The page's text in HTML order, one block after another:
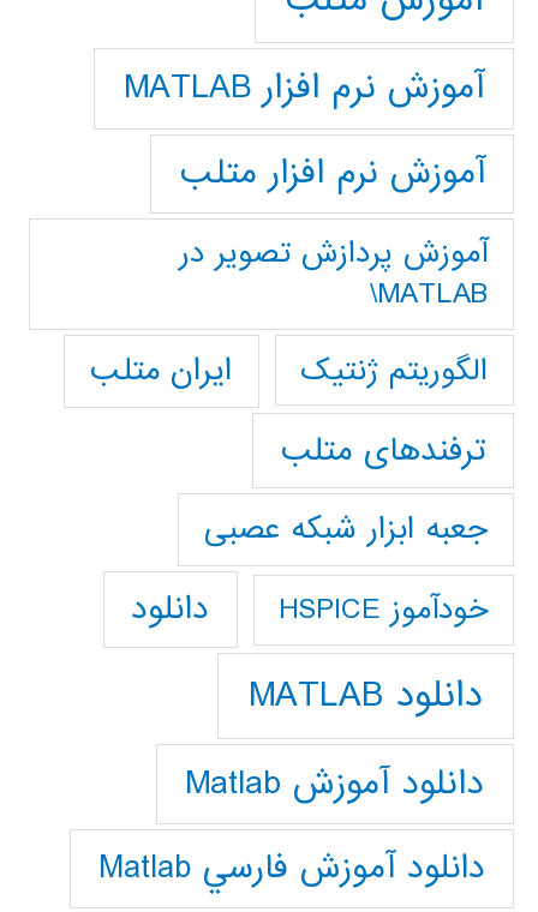
آموزش نرم افزار MATLAB
آموزش نرم افزار متلب
آموزش پردازش تصوير در
MATLAB\
الگوریتم ژنتیک
ایران متلب
ترفندهای متلب
جعبه ابزار شبکه عصبی
خودآموز HSPICE دانلود
دانلود MATLAB
دانلود آموزش Matlab
دانلود آموزش فارسي Matlab